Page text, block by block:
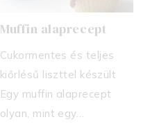
Muffin alaprecept
Cukormentes és teljes
kiőrlésű liszttel készült
Egy muffin alaprecept
olyan, mint egy…